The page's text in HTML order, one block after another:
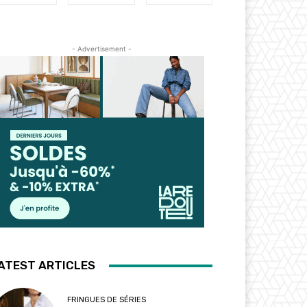
- Advertisement -
ARTICLES
FRINGUES DE SÉRIES